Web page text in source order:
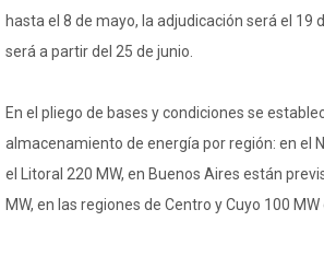
hasta el 8 de mayo, la adjudicación será el
será a partir del 25 de junio.
En el pliego de bases y condiciones se
almacenamiento de energía por región: en el
el Litoral 220 MW, en Buenos Aires están
MW, en las regiones de Centro y Cuyo 100